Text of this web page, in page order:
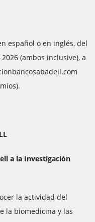
español o en inglés, del
(ambos inclusive), a
a la Investigación
la actividad del
la biomedicina y las